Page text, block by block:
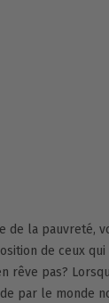
de la pauvreté,
de ceux
rêve pas?
par le monde